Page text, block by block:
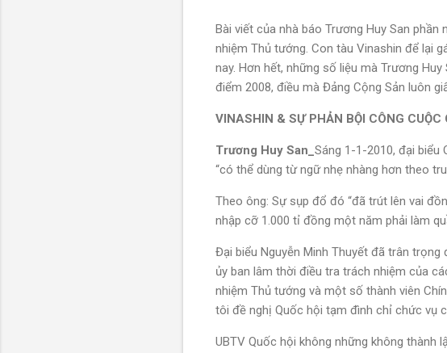
Bài viết của nhà báo Trương Huy San
nhiệm Thủ tướng. Con tàu Vinashin để lại
nay. Hơn hết, những số liệu mà Trương
điểm 2008, điều mà Đảng Cộng Sản luôn
VINASHIN & SỰ PHẢN BỘI CÔNG
Trương Huy San_ Sáng 1-1-2010, đại biểu
“có thể dùng từ ngữ nhẹ nhàng hơn theo
Theo ông: Sự sụp đổ đó “đã trút lên vai
nhập cỡ 1.000 tỉ đồng một năm phải làm
Đại biểu Nguyễn Minh Thuyết đã trân
ủy ban lâm thời điều tra trách nhiệm của
nhiệm Thủ tướng và một số thành viên
tôi đề nghị Quốc hội tạm đình chỉ chức vụ
UBTV Quốc hội không những không thành